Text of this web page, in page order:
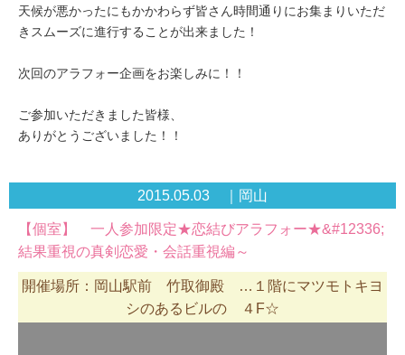
天候が悪かったにもかかわらず皆さん時間通りにお集まりいただ
きスムーズに進行することが出来ました！
次回のアラフォー企画をお楽しみに！！
ご参加いただきました皆様、
ありがとうございました！！
2015.05.03 ｜岡山
【個室】 一人参加限定★恋結びアラフォー★&#12336;
結果重視の真剣恋愛・会話重視編～
開催場所：岡山駅前 竹取御殿 …１階にマツモトキヨ
シのあるビルの ４F☆